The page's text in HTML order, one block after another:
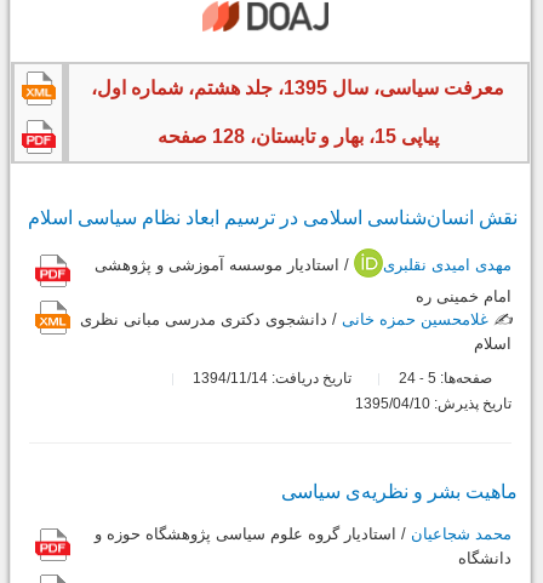
معرفت سیاسی، سال 1395، جلد هشتم، شماره اول،
پیاپی 15، بهار و تابستان، 128 صفحه
نقش انسان‌شناسی اسلامی در ترسیم ابعاد نظام سیاسی اسلام
مهدی امیدی نقلبری
/ استادیار موسسه آموزشی و پژوهشی
امام خمینی ره
✍️ غلامحسین حمزه خانی / دانشجوی دکتری مدرسی مبانی نظری
اسلام
صفحه‌ها: 5
-
تاریخ دریافت: 1394/11/14
تاریخ پذیرش: 1395/04/10
ماهیت بشر و نظریه‌ی سیاسی
محمد شجاعیان / استادیار گروه علوم سیاسی پژوهشگاه حوزه و
دانشگاه